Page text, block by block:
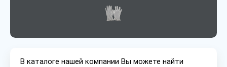
В каталоге нашей компании Вы можете найти